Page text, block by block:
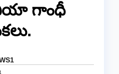
గాంధీ